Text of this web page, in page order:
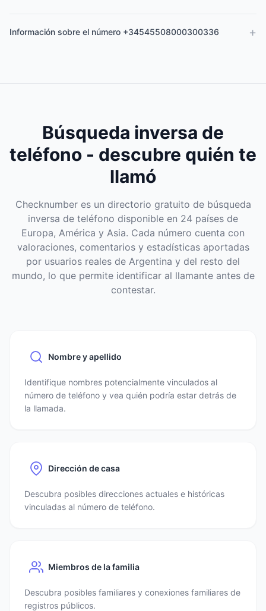
Información sobre el número +34545508000300336 +
Búsqueda inversa de
teléfono - descubre quién te
llamó
Checknumber es un directorio gratuito de búsqueda
inversa de teléfono disponible en 24 países de
Europa, América y Asia. Cada número cuenta con
valoraciones, comentarios y estadísticas aportadas
por usuarios reales de Argentina y del resto del
mundo, lo que permite identificar al llamante antes de
contestar.
Nombre y apellido
Identifique nombres potencialmente vinculados al
número de teléfono y vea quién podría estar detrás de
la llamada.
Dirección de casa
Descubra posibles direcciones actuales e históricas
vinculadas al número de teléfono.
Miembros de la familia
Descubra posibles familiares y conexiones familiares de
registros públicos.